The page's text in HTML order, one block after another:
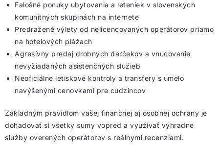
Falošné ponuky ubytovania a leteniek v slovenských
komunitných skupinách na internete
Predražené výlety od nelicencovaných operátorov priamo
na hotelových plážach
Agresívny predaj drobných darčekov a vnucovanie
nevyžiadaných asistenčných služieb
Neoficiálne letiskové kontroly a transfery s umelo
navýšenými cenovkami pre cudzincov
Základným pravidlom vašej finančnej aj osobnej ochrany je
dohadovať si všetky sumy vopred a využívať výhradne
služby overených operátorov s reálnymi recenziami.